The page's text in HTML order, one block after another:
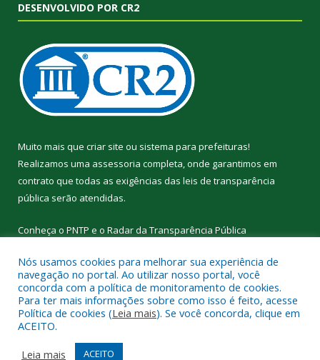
DESENVOLVIDO POR CR2
Muito mais que criar site ou sistema para prefeituras!
Realizamos uma assessoria completa, onde garantimos em
contrato que todas as exigências das leis de transparência
pública serão atendidas.
Conheça o PNTP e o Radar da Transparência Pública
Todos os direitos reservados a Prefeitura Municipal de
Curralinho.
Mapa do Site
Acessar Área Administrativa
Nós usamos cookies para melhorar sua experiência de
navegação no portal. Ao utilizar nosso portal, você
concorda com a política de monitoramento de cookies.
Para ter mais informações sobre como isso é feito, acesse
Política de cookies (Leia mais). Se você concorda, clique em
ACEITO.
Leia mais
ACEITO